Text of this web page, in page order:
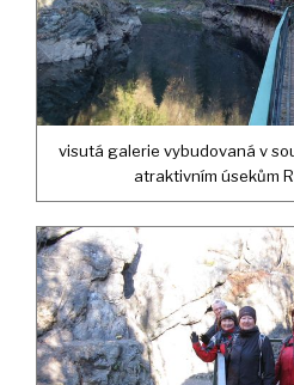
visutá galerie vybudovaná v
atraktivním úsekům